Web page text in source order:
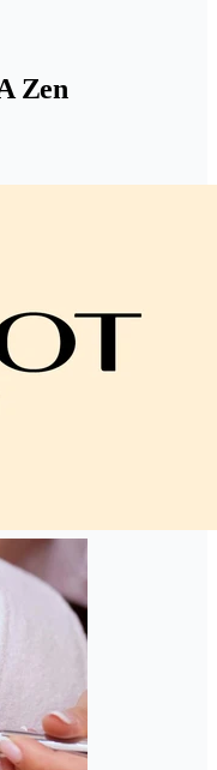
Zen